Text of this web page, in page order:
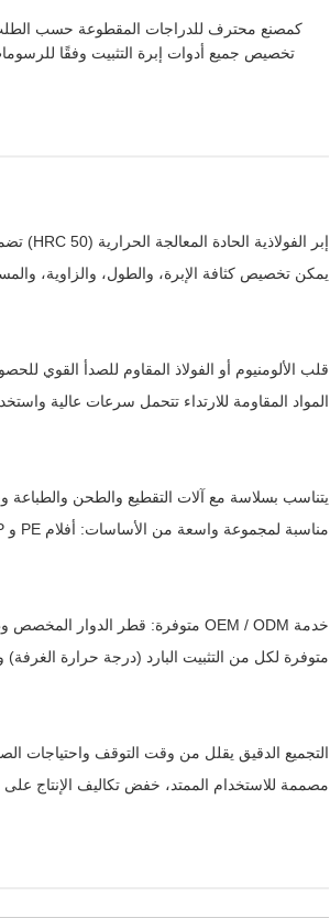
تخصيص جميع أدوات إبرة التثبيت وفقًا
إبر الفولاذية الحادة المعالجة الحرارية (HRC 50) تضمن ثقوب نظيفة خالية من الحفر
يمكن تخصيص كثافة الإبرة، والطول، والزاوية،
قلب الألومنيوم أو الفولاذ المقاوم للصدأ القوي
المواد المقاومة للارتداء تتحمل سرعات عالية
يتناسب بسلاسة مع آلات التقطيع والطحن والطباعة
مناسبة لمجموعة واسعة من الأساسات: أفلام PE و PP و BOPP ، والأقمشة غير المنسوجة والورق والجلد
خدمة OEM / ODM متوفرة: قطر الدوار المخصص وطول وحجم العمود وتكوينات الإبرة
متوفرة لكل من التثبيت البارد (درجة حرارة الغرفة)
التجميع الدقيق يقلل من وقت التوقف واحتياجات
مصممة للاستخدام الممتد، خفض تكاليف الإنتاج